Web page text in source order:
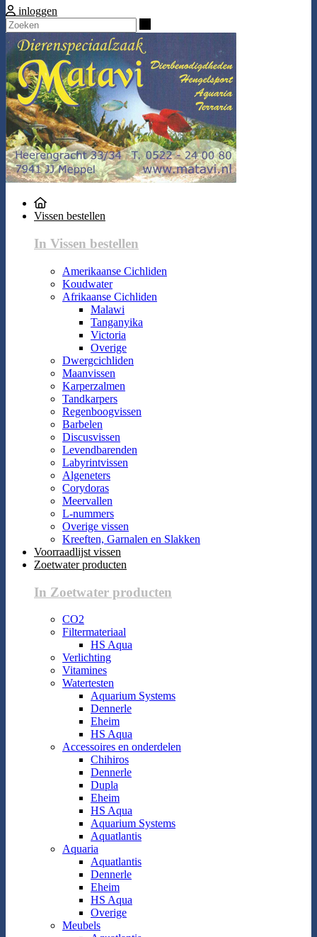
inloggen
Vissen bestellen
In Vissen bestellen
Amerikaanse Cichliden
Koudwater
Afrikaanse Cichliden
Malawi
Tanganyika
Victoria
Overige
Dwergcichliden
Maanvissen
Karperzalmen
Tandkarpers
Regenboogvissen
Barbelen
Discusvissen
Levendbarenden
Labyrintvissen
Algeneters
Corydoras
Meervallen
L-nummers
Overige vissen
Kreeften, Garnalen en Slakken
Voorraadlijst vissen
Zoetwater producten
In Zoetwater producten
CO2
Filtermateriaal
HS Aqua
Verlichting
Vitamines
Watertesten
Aquarium Systems
Dennerle
Eheim
HS Aqua
Accessoires en onderdelen
Chihiros
Dennerle
Dupla
Eheim
HS Aqua
Aquarium Systems
Aquatlantis
Aquaria
Aquatlantis
Dennerle
Eheim
HS Aqua
Overige
Meubels